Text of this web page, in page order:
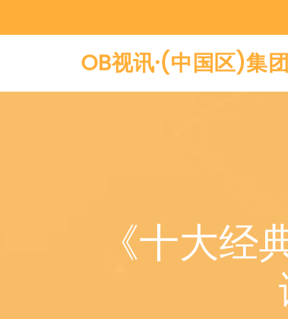
OB视讯·(中国区)集团
《十大